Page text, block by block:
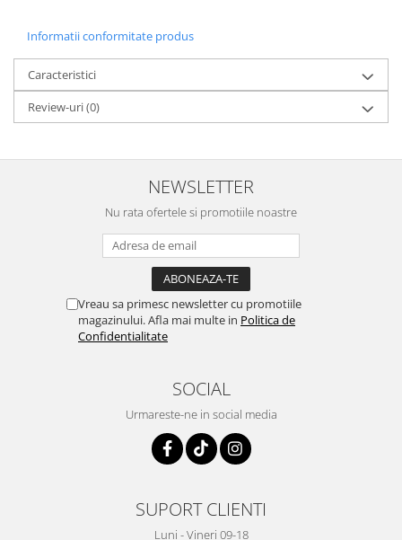
Informatii conformitate produs
Caracteristici
Review-uri(0)
NEWSLETTER
Nu rata ofertele si promotiile noastre
Vreau sa primesc newsletter cu promotiile
magazinului. Afla mai multe in Politica de
Confidentialitate
SOCIAL
Urmareste-ne in social media
SUPORT CLIENTI
Luni - Vineri 09-18